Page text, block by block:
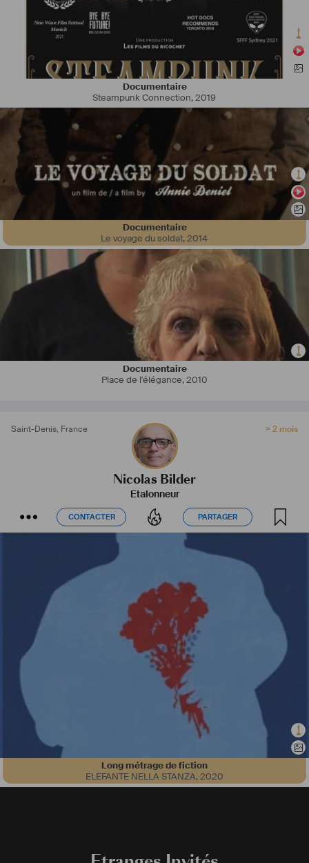
Documentaire
Steampunk Connection,2019
Documentaire
Le voyage du soldat,2014
Documentaire
Place de l'élégance,2010
Saint-Denis, France > 2 mois
Nicolas Bilder
Etalonneur
CONTACTER PARTAGER
CONTACTER PARTAGER
Long métrage de fiction
ELEFANTE NELLA STANZA,2020